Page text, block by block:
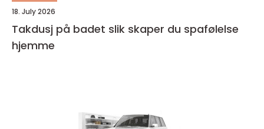
18. July 2026
Takdusj på badet slik skaper du spafølelse
hjemme